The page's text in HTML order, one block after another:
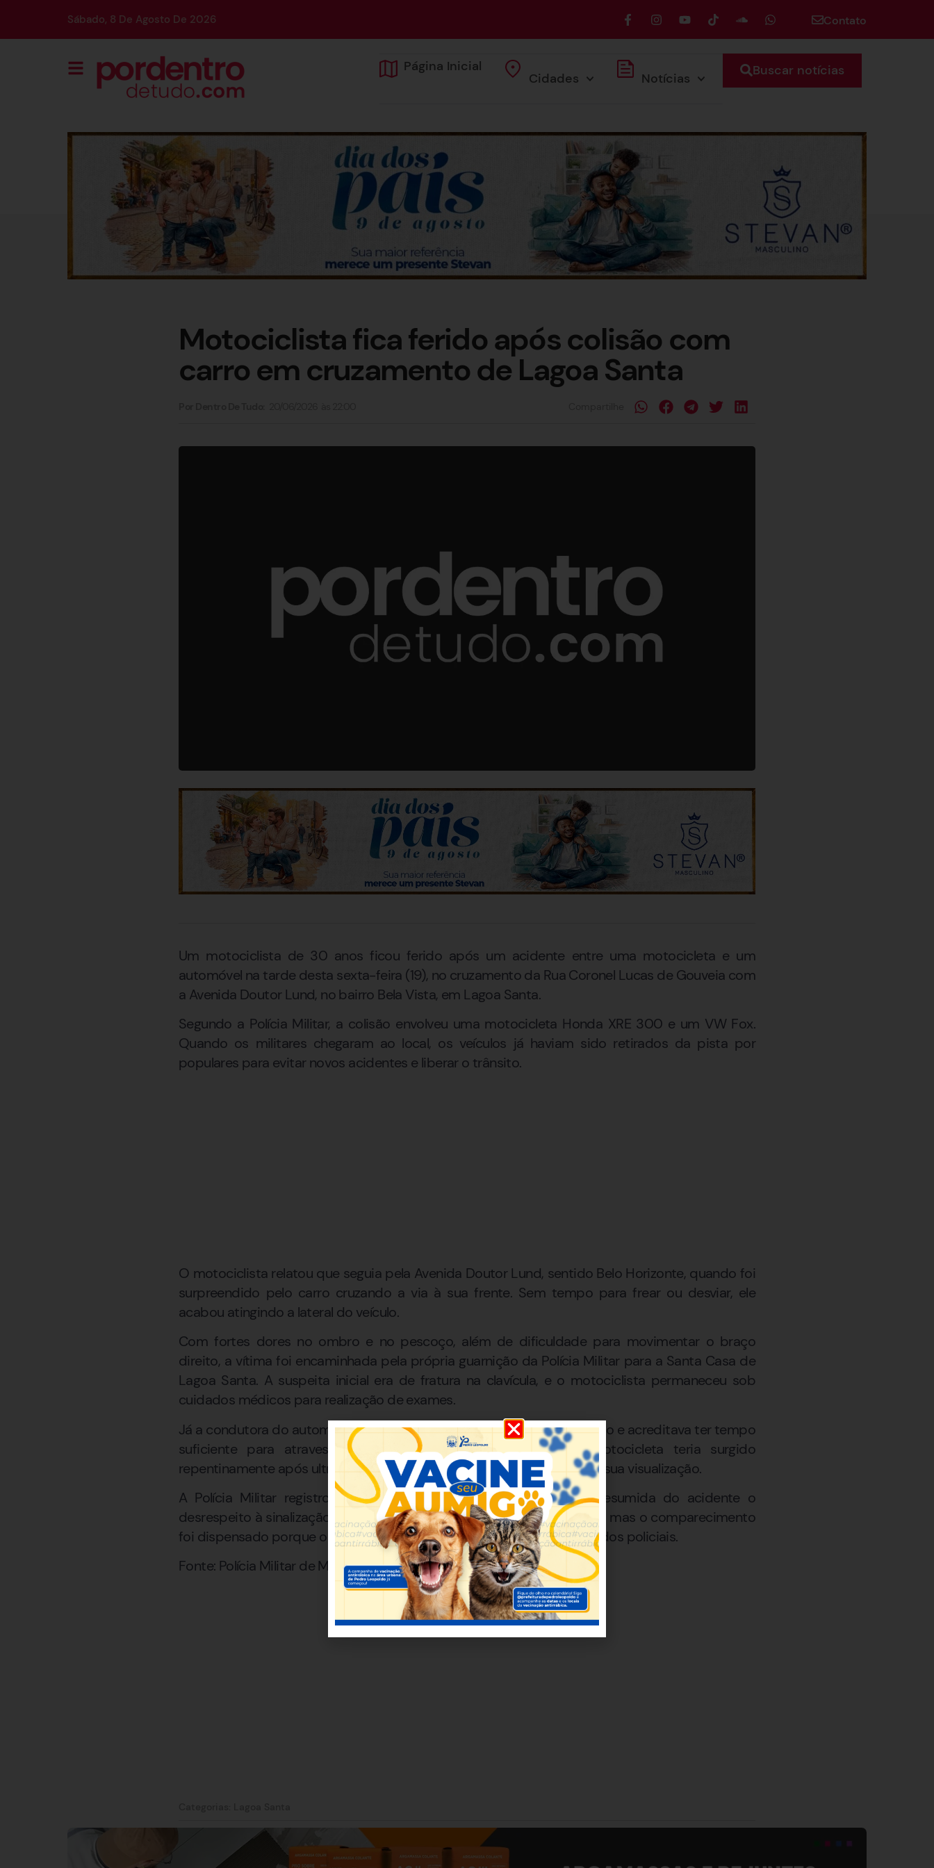
Sábado, 8 De Agosto De 2026 Contato
Página Inicial
Cidades Notícias Buscar notícias
Motociclista fica ferido após colisão com
carro em cruzamento de Lagoa Santa
Um motociclista de 30 anos ficou ferido após um acidente entre uma motocicleta e um
automóvel na tarde desta sexta-feira (19), no cruzamento da Rua Coronel Lucas de Gouveia com
a Avenida Doutor Lund, no bairro Bela Vista, em Lagoa Santa.
Segundo a Polícia Militar, a colisão envolveu uma motocicleta Honda XRE 300 e um VW Fox.
Quando os militares chegaram ao local, os veículos já haviam sido retirados da pista por
populares para evitar novos acidentes e liberar o trânsito.
O motociclista relatou que seguia pela Avenida Doutor Lund, sentido Belo Horizonte, quando foi
surpreendido pelo carro cruzando a via à sua frente. Sem tempo para frear ou desviar, ele
acabou atingindo a lateral do veículo.
Com fortes dores no ombro e no pescoço, além de dificuldade para movimentar o braço
direito, a vítima foi encaminhada pela própria guarnição da Polícia Militar para a Santa Casa de
Lagoa Santa. A suspeita inicial era de fratura na clavícula, e o motociclista permaneceu sob
cuidados médicos para realização de exames.
Já a condutora do automóvel informou que havia parado no cruzamento e acreditava ter tempo
suficiente para atravessar a avenida. Segundo seu relato, a motocicleta teria surgido
repentinamente após ultrapassar um caminhão, o que teria dificultado sua visualização.
A Polícia Militar registrou a ocorrência e apontou como causa presumida do acidente o
desrespeito à sinalização de parada obrigatória. A perícia foi acionada, mas o comparecimento
foi dispensado porque o local já havia sido alterado antes da chegada dos policiais.
Fonte: Polícia Militar de Minas Gerais